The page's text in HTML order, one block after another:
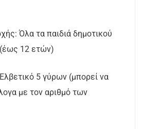
Όλα τα παιδιά δημοτικού
(έως 12 ετών)
5 γύρων (μπορεί να
με τον αριθμό των